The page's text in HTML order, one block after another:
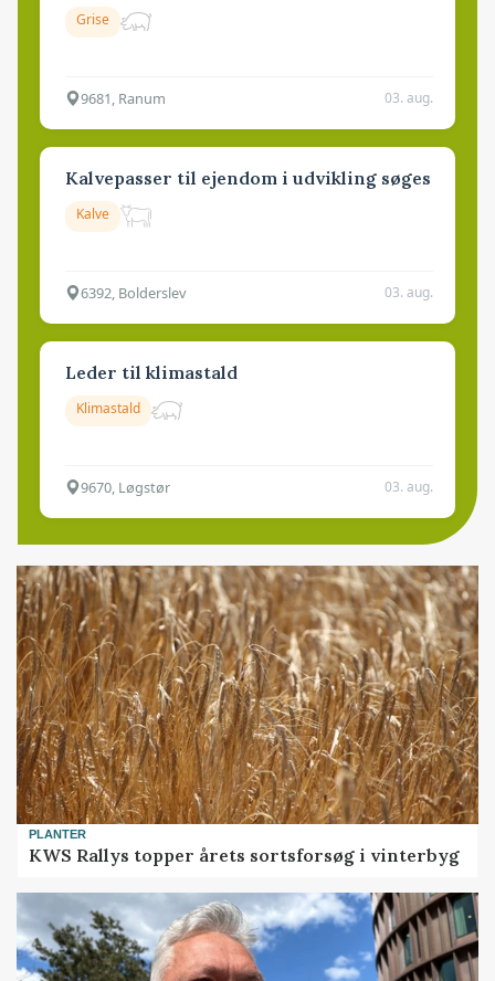
Grise
9681, Ranum 03. aug.
Kalvepasser til ejendom i udvikling søges
Kalve
6392, Bolderslev 03. aug.
Leder til klimastald
Klimastald
9670, Løgstør 03. aug.
PLANTER
KWS Rallys topper årets sortsforsøg i vinterbyg